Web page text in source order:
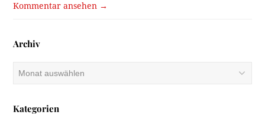
Kommentar ansehen →
Archiv
Kategorien